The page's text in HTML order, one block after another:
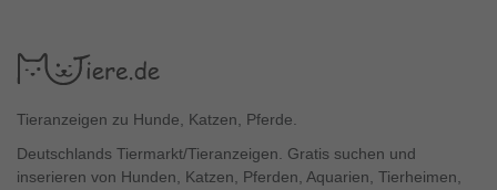
Tieranzeigen zu Hunde, Katzen, Pferde.
Deutschlands Tiermarkt/Tieranzeigen. Gratis suchen und
inserieren von Hunden, Katzen, Pferden, Aquarien, Tierheimen,